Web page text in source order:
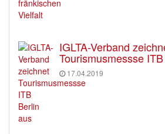
IGLTA-Verband
Tourismusmessse
17.04.2019